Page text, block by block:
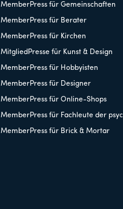
MemberPress für Gemeinschaften
MemberPress für Berater
MemberPress für Kirchen
MitgliedPresse für Kunst & Design
MemberPress für Hobbyisten
MemberPress für Designer
MemberPress für Online-Shops
MemberPress für Fachleute der
MemberPress für Brick & Mortar